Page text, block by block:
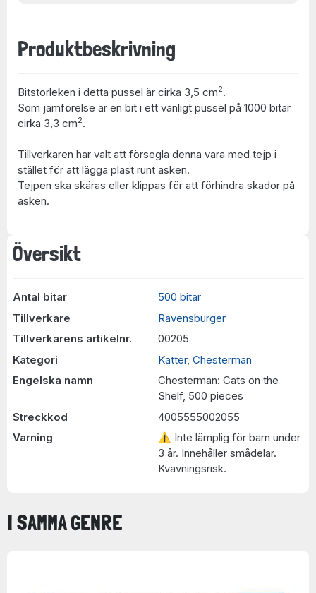
Översikt
Antal bitar
500 bitar
Tillverkare
Ravensburger
Tillverkarens artikelnr.
00205
Kategori
Katter, Chesterman
Engelska namn
Chesterman: Cats on the
Shelf, 500 pieces
Streckkod
4005555002055
Varning
⚠ Inte lämplig för barn under
3 år. Innehåller smådelar.
Kvävningsrisk.
Produktbeskrivning
Bitstorleken i detta pussel är cirka 3,5 cm2.
Som jämförelse är en bit i ett vanligt pussel på 1000 bitar
cirka 3,3 cm2.
Tillverkaren har valt att försegla denna vara med tejp i
stället för att lägga plast runt asken.
Tejpen ska skäras eller klippas för att förhindra skador på
asken.
I SAMMA GENRE